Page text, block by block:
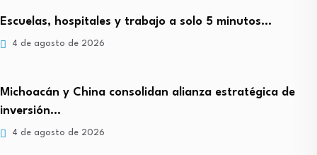
Escuelas, hospitales y trabajo a solo 5 minutos…
4 de agosto de 2026
Michoacán y China consolidan alianza estratégica de
inversión…
4 de agosto de 2026